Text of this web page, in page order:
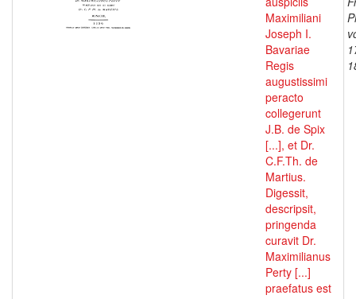
Maximiliani
Joseph I.
Bavariae
Regis
augustissimi
peracto
collegerunt
J.B. de Spix
[...], et Dr.
C.F.Th. de
Martius.
Digessit,
descripsit,
pringenda
curavit Dr.
Maximilianus
Perty [...]
praefatus est